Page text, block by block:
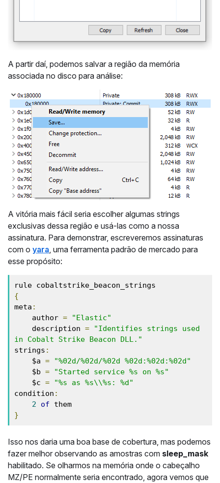
A partir daí, podemos salvar a região da memória
associada no disco para análise:
A vitória mais fácil seria escolher algumas strings
exclusivas dessa região e usá-las como a nossa
assinatura. Para demonstrar, escreveremos assinaturas
com o yara, uma ferramenta padrão de mercado para
esse propósito:
{
meta :
    author
=
"Elastic"
    description
=
"Identifies strings used
in Cobalt Strike Beacon DLL."
strings :
    $a
=
"%02d/%02d/%02d %02d:%02d:%02d"
    $b
=
"Started service %s on %s"
    $c
=
"%s as %s\\%s: %d"
condition :
2
of
}
Isso nos daria uma boa base de cobertura, mas podemos
fazer melhor observando as amostras com sleep_mask
habilitado. Se olharmos na memória onde o cabeçalho
MZ/PE normalmente seria encontrado, agora vemos que